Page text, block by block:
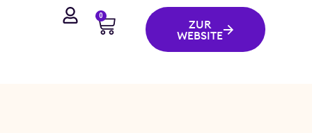
0
ZUR
WEBSITE